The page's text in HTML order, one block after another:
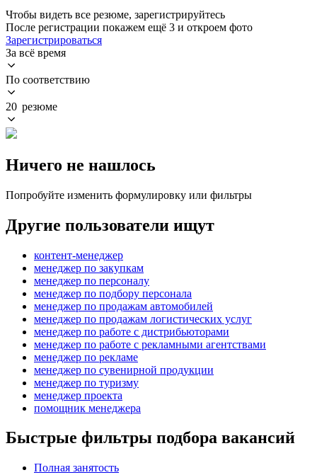
Чтобы видеть все резюме, зарегистрируйтесь
После регистрации покажем ещё 3 и откроем фото
Зарегистрироваться
За всё время
По соответствию
20 резюме
Ничего не нашлось
Попробуйте изменить формулировку или фильтры
Другие пользователи ищут
контент-менеджер
менеджер по закупкам
менеджер по персоналу
менеджер по подбору персонала
менеджер по продажам автомобилей
менеджер по продажам логистических услуг
менеджер по работе с дистрибьюторами
менеджер по работе с рекламными агентствами
менеджер по рекламе
менеджер по сувенирной продукции
менеджер по туризму
менеджер проекта
помощник менеджера
Быстрые фильтры подбора вакансий
Полная занятость